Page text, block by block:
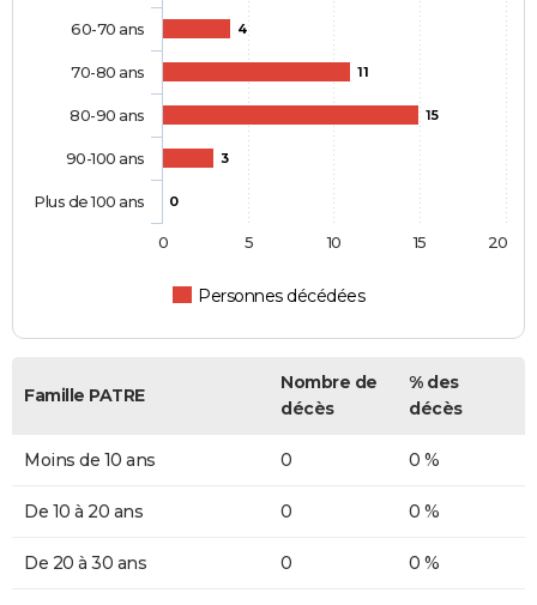
4
11
15
3
0
Personnes décédées
60-70 ans
70-80 ans
80-90 ans
90-100 ans
Plus de 100 ans
0 5 10 15 20
Famille PATRE
Nombre de
décès
% des
décès
Moins de 10 ans 0 0 %
De 10 à 20 ans 0 0 %
De 20 à 30 ans 0 0 %